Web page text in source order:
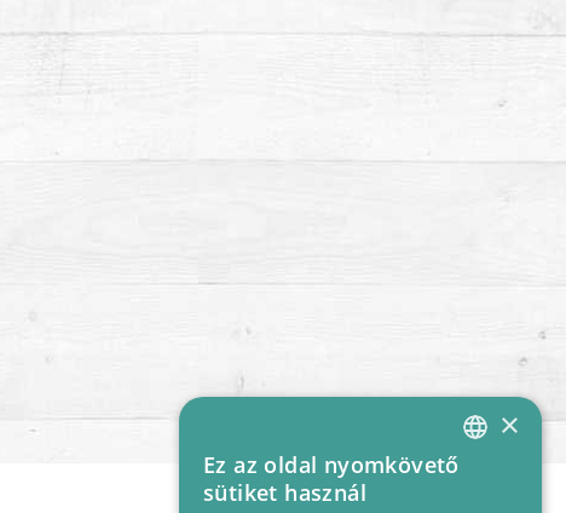
HUNGARIAN
×
Ez az oldal nyomkövető
sütiket használ